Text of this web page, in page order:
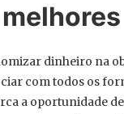
dinheiro na
com todos os
a oportunidade